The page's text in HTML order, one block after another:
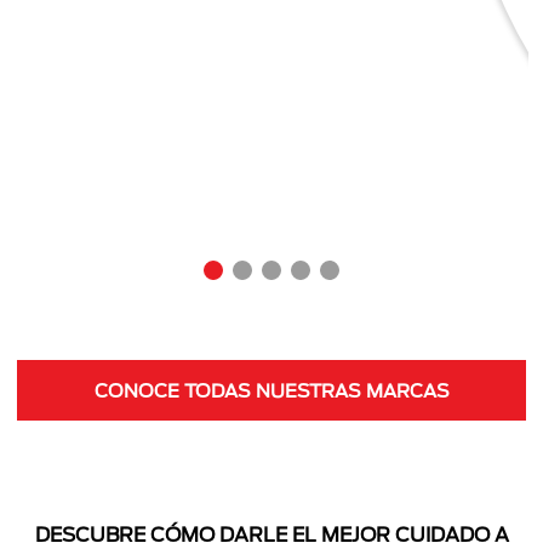
CONOCE TODAS NUESTRAS MARCAS
DESCUBRE CÓMO DARLE EL MEJOR CUIDADO A